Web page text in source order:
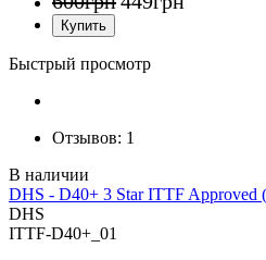
Быстрый просмотр
Отзывов: 1
DHS - D40+ 3 Star ITTF Approved
DHS
ITTF-D40+_01